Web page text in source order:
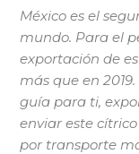
México es el
mundo. Para el
exportación de
más que en
guía para ti,
enviar este
por transporte